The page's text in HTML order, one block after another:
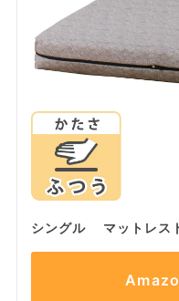
シングル マットレス